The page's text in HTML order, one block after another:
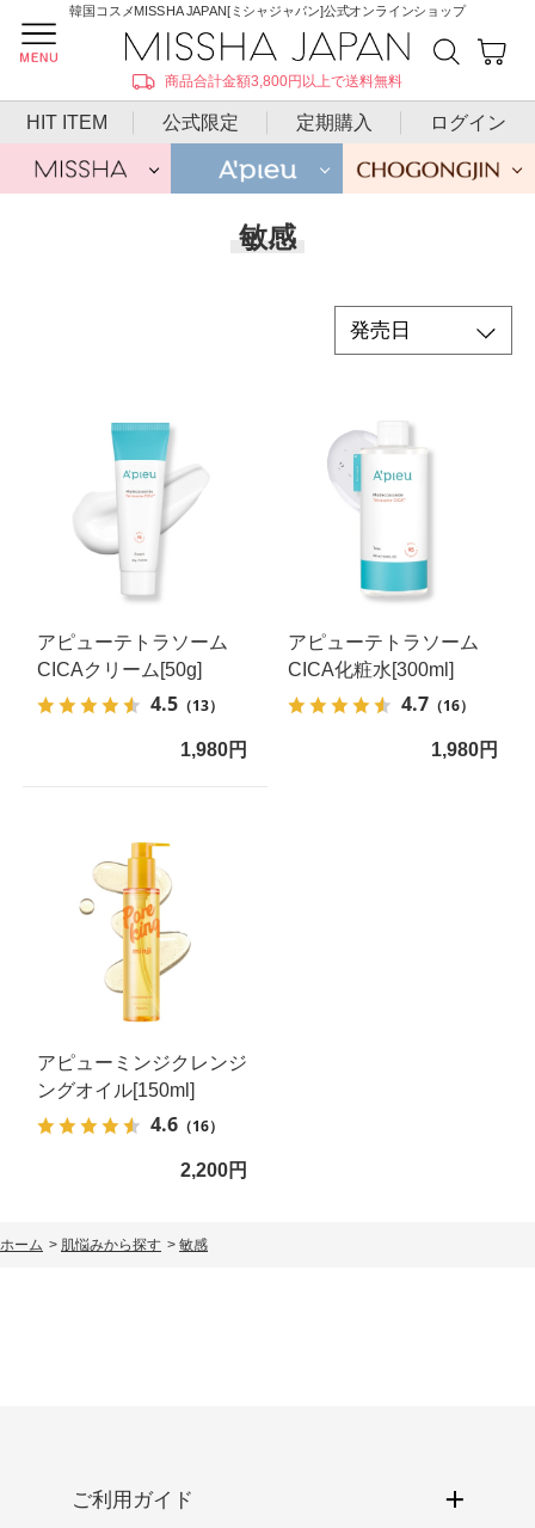
韓国コスメMISSHA JAPAN[ミシャジャパン]公式オンラインショップ
商品合計金額3,800円以上で送料無料
HIT ITEM 公式限定 定期購入 ログイン
敏感
アピューテトラソーム
CICAクリーム[50g]
4.5 （13）
1,980円
アピューテトラソーム
CICA化粧水[300ml]
4.7（16）
1,980円
アピューミンジクレンジ
ングオイル[150ml]
4.6 （16）
2,200円
ホーム > 肌悩みから探す > 敏感
ご利用ガイド